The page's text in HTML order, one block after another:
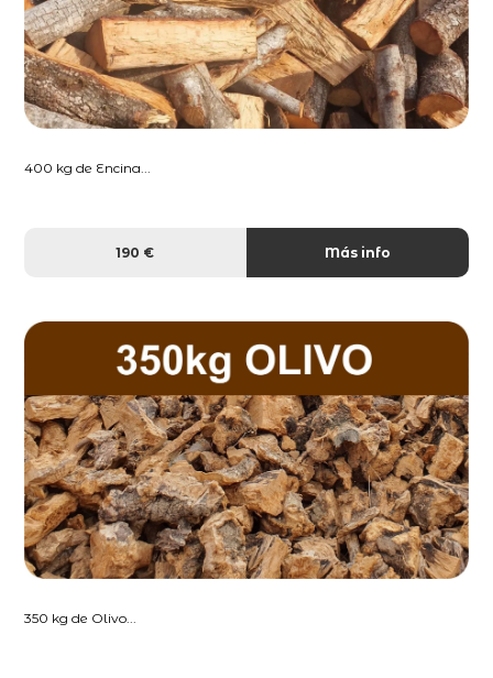
400 kg de Encina...
190 € Más info
350 kg de Olivo...